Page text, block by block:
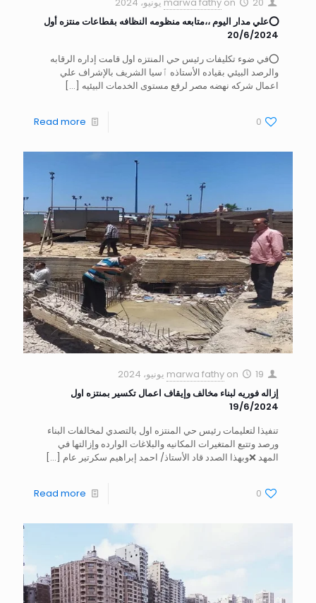
⭕علي مدار اليوم ،،متابعه منظومه النظافه بقطاعات منتزه أول
20/6/2024
⭕في ضوء تكليفات رئيس حي المنتزه اول قامت إداره الرقابه
والرصد البيئي بقياده الأستاذه ٱسيا الشريف بالإشراف علي
اعمال شركه نهضه مصر لرفع مستوى الخدمات البيئيه […]
0
Read more
marwa fathy on
19 يونيو، 2024
إزاله فوريه لبناء مخالف وإيقاف اعمال تكسير بمنتزه اول
19/6/2024
تنفيذا لتعليمات رئيس حي المنتزه اول بالتصدي لمخالفات البناء
ورصد وتتبع المتغيرات المكانيه والبلاغات الوارده وإزالتها في
المهد ❌وبهذا الصدد قاد الأستاذ/ احمد إبراهيم سكرتير عام […]
0
Read more